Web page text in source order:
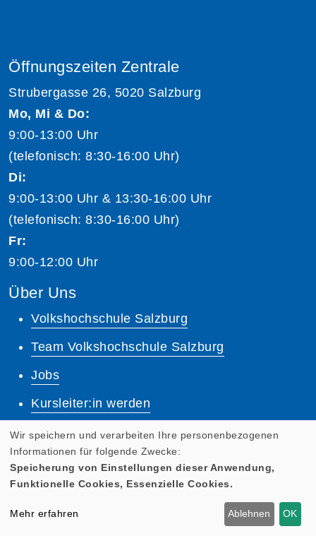
Öffnungszeiten Zentrale
Strubergasse 26, 5020 Salzburg
Mo, Mi & Do:
9:00-13:00 Uhr
(telefonisch: 8:30-16:00 Uhr)
Di:
9:00-13:00 Uhr & 13:30-16:00 Uhr
(telefonisch: 8:30-16:00 Uhr)
Fr:
9:00-12:00 Uhr
Über Uns
Volkshochschule Salzburg
Team Volkshochschule Salzburg
Jobs
Kursleiter:in werden
Unsere Dozent:innen
Dozenten Login
Lernplattform
Quicklinks
Wir speichern und verarbeiten Ihre personenbezogenen
Informationen für folgende Zwecke:
Speicherung von Einstellungen dieser Anwendung,
Funktionelle Cookies, Essenzielle Cookies.
Mehr erfahren Ablehnen OK